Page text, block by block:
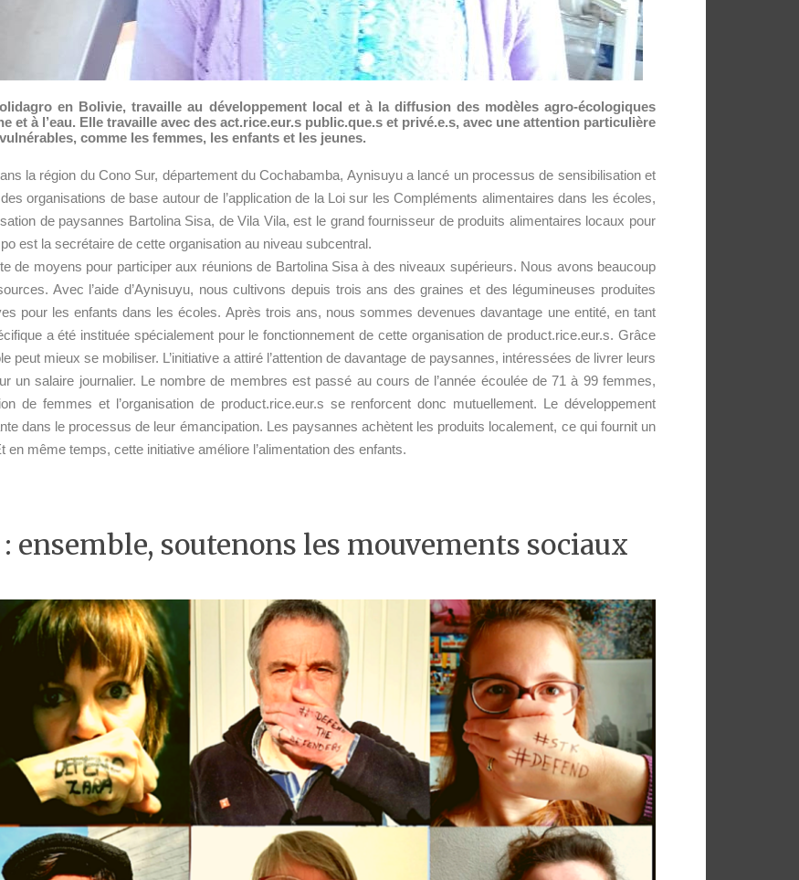
en Bolivie, travaille au développement local et à la diffusion des modèles agro-écologiques
et à l’eau. Elle travaille avec des act.rice.eur.s public.que.s et privé.e.s, avec une attention particulière
comme les femmes, les enfants et les jeunes.
la région du Cono Sur, département du Cochabamba, Aynisuyu a lancé un processus de sensibilisation et
organisations de base autour de l’application de la Loi sur les Compléments alimentaires dans les écoles,
de paysannes Bartolina Sisa, de Vila Vila, est le grand fournisseur de produits alimentaires locaux pour
est la secrétaire de cette organisation au niveau subcentral.
de moyens pour participer aux réunions de Bartolina Sisa à des niveaux supérieurs. Nous avons beaucoup
Avec l’aide d’Aynisuyu, nous cultivons depuis trois ans des graines et des légumineuses produites
pour les enfants dans les écoles. Après trois ans, nous sommes devenues davantage une entité, en tant
a été instituée spécialement pour le fonctionnement de cette organisation de product.rice.eur.s. Grâce
peut mieux se mobiliser. L’initiative a attiré l’attention de davantage de paysannes, intéressées de livrer leurs
un salaire journalier. Le nombre de membres est passé au cours de l’année écoulée de 71 à 99 femmes,
de femmes et l’organisation de product.rice.eur.s se renforcent donc mutuellement. Le développement
dans le processus de leur émancipation. Les paysannes achètent les produits localement, ce qui fournit un
même temps, cette initiative améliore l’alimentation des enfants.
ensemble, soutenons les mouvements sociaux